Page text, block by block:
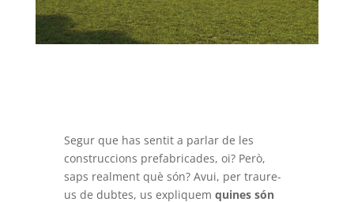
Segur que has sentit a parlar de les
construccions prefabricades, oi? Però,
saps realment què són? Avui, per traure-
us de dubtes, us expliquem quines són